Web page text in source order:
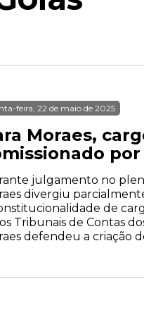
feira, 22 de maio de 2025
Moraes,
julgamento no
divergiu
de
Tribunais de Contas
defendeu a criação